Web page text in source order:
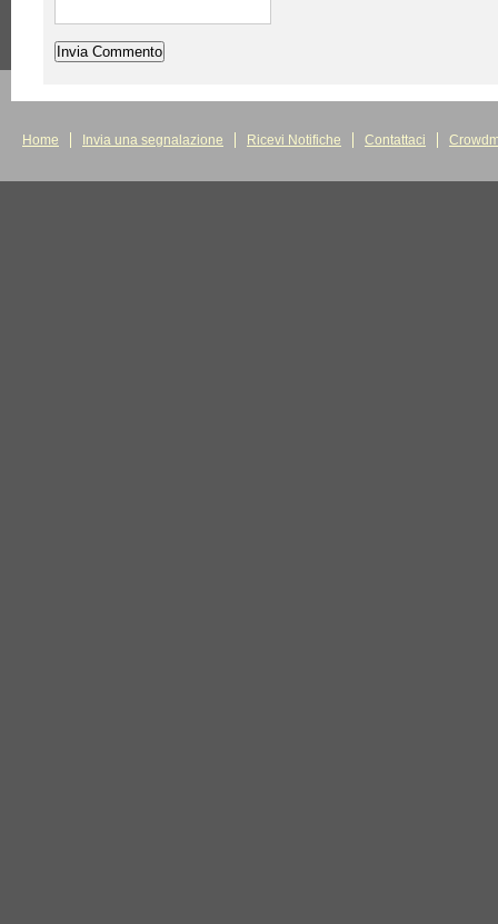
Home Invia una segnalazione Ricevi Notifiche Contattaci